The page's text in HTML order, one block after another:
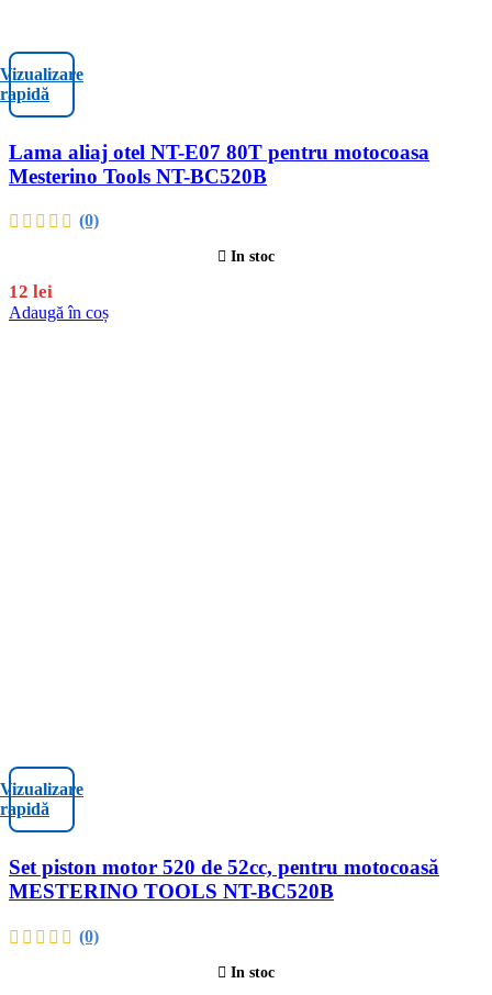
Vizualizare
rapidă
Lama aliaj otel NT-E07 80T pentru motocoasa
Mesterino Tools NT-BC520B
(0)
In stoc
12 lei
Adaugă în coș
Vizualizare
rapidă
Set piston motor 520 de 52cc, pentru motocoasă
MESTERINO TOOLS NT-BC520B
(0)
In stoc